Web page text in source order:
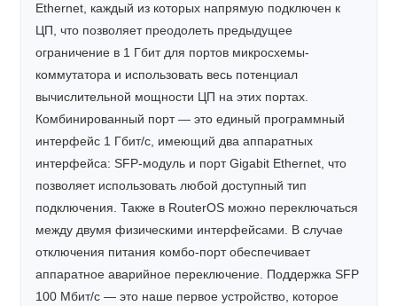
Ethernet, каждый из которых напрямую подключен к
ЦП, что позволяет преодолеть предыдущее
ограничение в 1 Гбит для портов микросхемы-
коммутатора и использовать весь потенциал
вычислительной мощности ЦП на этих портах.
Комбинированный порт — это единый программный
интерфейс 1 Гбит/с, имеющий два аппаратных
интерфейса: SFP-модуль и порт Gigabit Ethernet, что
позволяет использовать любой доступный тип
подключения. Также в RouterOS можно переключаться
между двумя физическими интерфейсами. В случае
отключения питания комбо-порт обеспечивает
аппаратное аварийное переключение. Поддержка SFP
100 Мбит/с — это наше первое устройство, которое